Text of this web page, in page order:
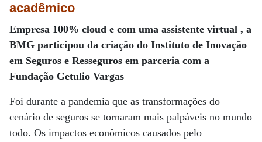
acadêmico
Empresa 100% cloud e com uma assistente virtual , a
BMG participou da criação do Instituto de Inovação
em Seguros e Resseguros em parceria com a
Fundação Getulio Vargas
Foi durante a pandemia que as transformações do
cenário de seguros se tornaram mais palpáveis no mundo
todo. Os impactos econômicos causados pelo